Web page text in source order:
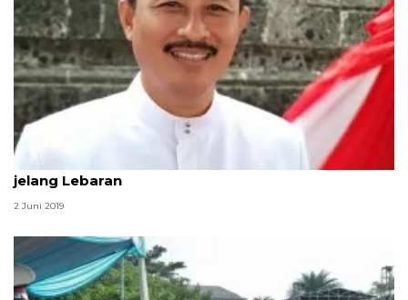
Pemprov Bali jamin harga bahan pokok stabil
jelang Lebaran
2 Juni 2019